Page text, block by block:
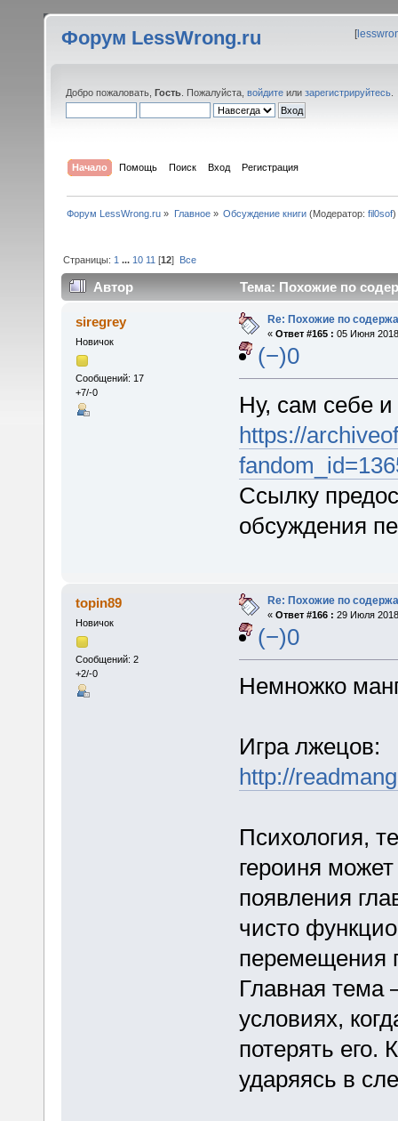
Форум LessWrong.ru [
Добро пожаловать, Гость . Пожалуйста, войдите или зарегистрируйтесь
Начало Помощь Поиск Вход Регистрация
Форум LessWrong.ru » Главное» Обсуждение книги(Модератор: fil0sof)
Страницы: 1 ... 10 11 [12] Все
Автор Тема: Похожие по
siregrey
Новичок
Сообщений: 17
+7/-0
Re: Похожие по
« Ответ #165 : 05 Июня
(−)0
Ну, сам себе и
https://
Ссылку
обсуждения
topin89
Новичок
Сообщений: 2
+2/-0
Re: Похожие по
« Ответ #166 : 29 Июля
(−)0
Немножко
Игра лжецов:
http://
Психология,
героиня
появления
чисто
перемещения
Главная тема
условиях,
потерять его.
ударяясь в